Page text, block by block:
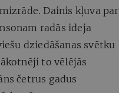
Dainis kļuva par
radās ideja
dziedāšanas svētku
to vēlējās
četrus gadus